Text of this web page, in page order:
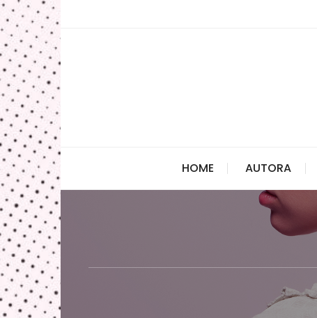
content
HOME AUTORA